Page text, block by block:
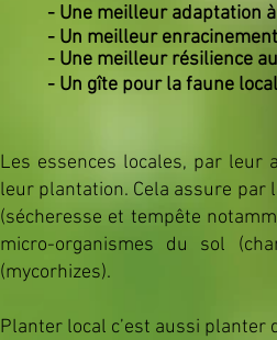
- Une meilleur adaptation
- Un meilleur enracinement
- Une meilleurrésilience
- Un gîte pour la faune local
Les essences locales, par
leur plantation. Cela assure par
(sécheresse et tempête
micro-organismes du sol
(mycorhizes).
Planter local c’est aussi